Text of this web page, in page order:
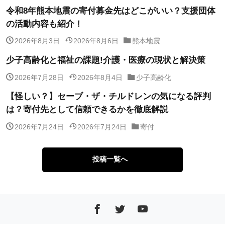
令和8年熊本地震の寄付募金先はどこがいい？支援団体
の活動内容も紹介！
2026年8月3日 2026年8月6日 熊本地震
少子高齢化と福祉の課題!介護・医療の現状と解決策
2026年7月28日 2026年8月4日 少子高齢化
【怪しい？】セーブ・ザ・チルドレンの気になる評判
は？寄付先として信頼できるかを徹底解説
2026年7月24日 2026年7月24日 寄付
投稿一覧へ